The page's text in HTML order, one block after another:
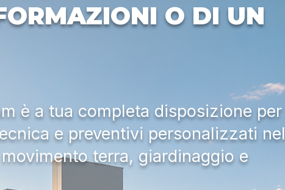
O DI UN
è a tua completa disposizione per
e preventivi personalizzati nel
terra, giardinaggio e